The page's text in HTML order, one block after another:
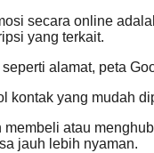
secara online
yang terkait.
alamat, peta
kontak yang mudah
atau
jauh lebih nyaman.